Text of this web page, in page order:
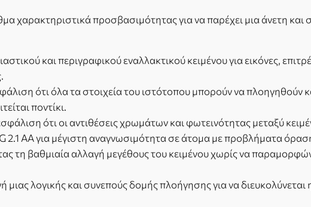
χαρακτηριστικά προσβασιμότητας για να παρέχει μια άνετη και
και περιγραφικού εναλλακτικού κειμένου για εικόνες,
ότι όλα τα στοιχεία του ιστότοπου μπορούν να πλοηγηθούν
ποντίκι.
ότι οι αντιθέσεις χρωμάτων και φωτεινότητας μεταξύ
2.1 AA για μέγιστη αναγνωσιμότητα σε άτομα με προβλήματα
τη βαθμιαία αλλαγή μεγέθους του κειμένου χωρίς να
μιας λογικής και συνεπούς δομής πλοήγησης για να